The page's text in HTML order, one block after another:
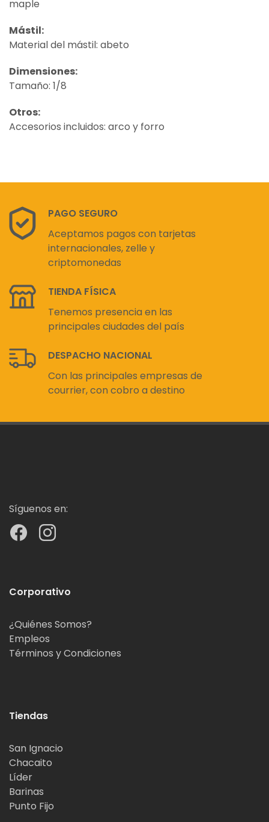
maple
Mástil:
Material del mástil: abeto
Dimensiones:
Tamaño: 1/8
Otros:
Accesorios incluidos: arco y forro
PAGO SEGURO
Aceptamos pagos con tarjetas
internacionales, zelle y
criptomonedas
TIENDA FÍSICA
Tenemos presencia en las
principales ciudades del país
DESPACHO NACIONAL
Con las principales empresas de
courrier, con cobro a destino
Síguenos en:
Corporativo
¿Quiénes Somos?
Empleos
Términos y Condiciones
Tiendas
San Ignacio
Chacaito
Líder
Barinas
Punto Fijo